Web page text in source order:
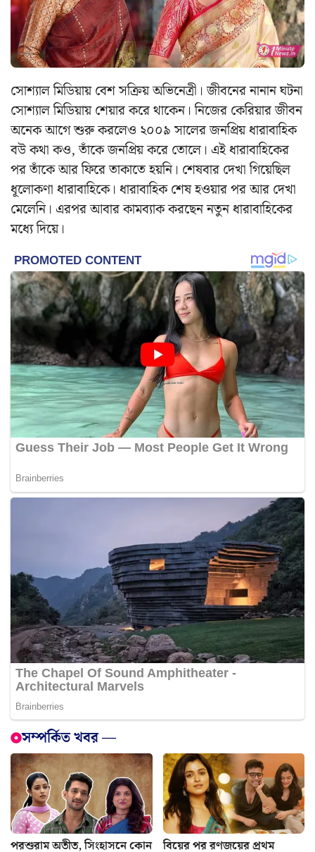
সোশ্যাল মিডিয়ায় বেশ সক্রিয় অভিনেত্রী। জীবনের নানান ঘটনা
সোশ্যাল মিডিয়ায় শেয়ার করে থাকেন। নিজের কেরিয়ার জীবন
অনেক আগে শুরু করলেও ২০০৯ সালের জনপ্রিয় ধারাবাহিক
বউ কথা কও, তাঁকে জনপ্রিয় করে তোলে। এই ধারাবাহিকের
পর তাঁকে আর ফিরে তাকাতে হয়নি। শেষবার দেখা গিয়েছিল
ধূলোকণা ধারাবাহিকে। ধারাবাহিক শেষ হওয়ার পর আর দেখা
মেলেনি। এরপর আবার কামব্যাক করছেন নতুন ধারাবাহিকের
মধ্যে দিয়ে।
সম্পর্কিত খবর —
পরশুরাম অতীত, সিংহাসনে কোন বিয়ের পর রণজয়ের প্রথম